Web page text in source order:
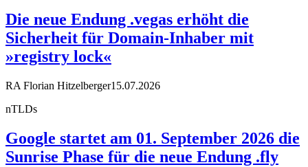
Die neue Endung .vegas erhöht die
Sicherheit für Domain-Inhaber mit
»registry lock«
RA Florian Hitzelberger15.07.2026
nTLDs
Google startet am 01. September 2026 die
Sunrise Phase für die neue Endung .fly